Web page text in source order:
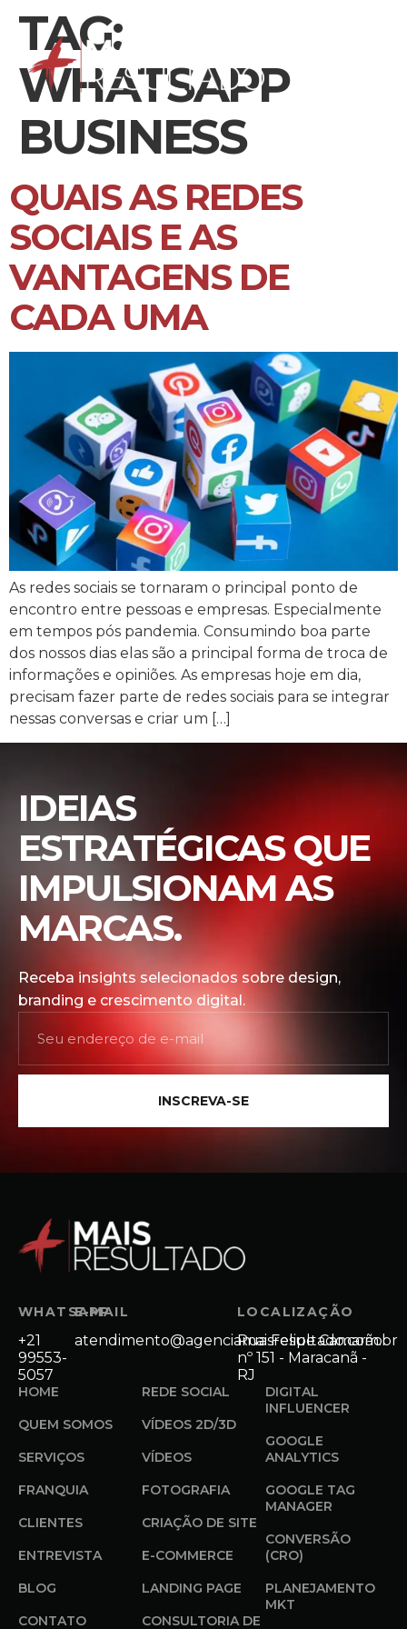
TAG:
WHATSAPP
BUSINESS
QUAIS AS REDES
SOCIAIS E AS
VANTAGENS DE
CADA UMA
As redes sociais se tornaram o principal ponto de
encontro entre pessoas e empresas. Especialmente
em tempos pós pandemia. Consumindo boa parte
dos nossos dias elas são a principal forma de troca de
informações e opiniões. As empresas hoje em dia,
precisam fazer parte de redes sociais para se integrar
nessas conversas e criar um […]
IDEIAS
ESTRATÉGICAS QUE
IMPULSIONAM AS
MARCAS.
Receba insights selecionados sobre design,
branding e crescimento digital.
INSCREVA-SE
WHATSAPP
+21
99553-
5057
E-MAIL
atendimento@agenciamaisresultado.com.br
LOCALIZAÇÃO
Rua Felipe Camarão
nº 151 - Maracanã -
RJ
HOME
QUEM SOMOS
SERVIÇOS
FRANQUIA
CLIENTES
ENTREVISTA
BLOG
CONTATO
REDE SOCIAL
VÍDEOS 2D/3D
VÍDEOS
FOTOGRAFIA
CRIAÇÃO DE SITE
E-COMMERCE
LANDING PAGE
CONSULTORIA DE
DIGITAL
INFLUENCER
GOOGLE
ANALYTICS
GOOGLE TAG
MANAGER
CONVERSÃO
(CRO)
PLANEJAMENTO
MKT